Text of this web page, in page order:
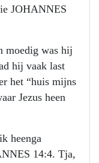
JOHANNES
moedig was hij
hij vaak last
het “huis mijns
Jezus heen
heenga
14:4. Tja,